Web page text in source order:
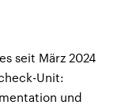
seit März 2024
Unit:
und